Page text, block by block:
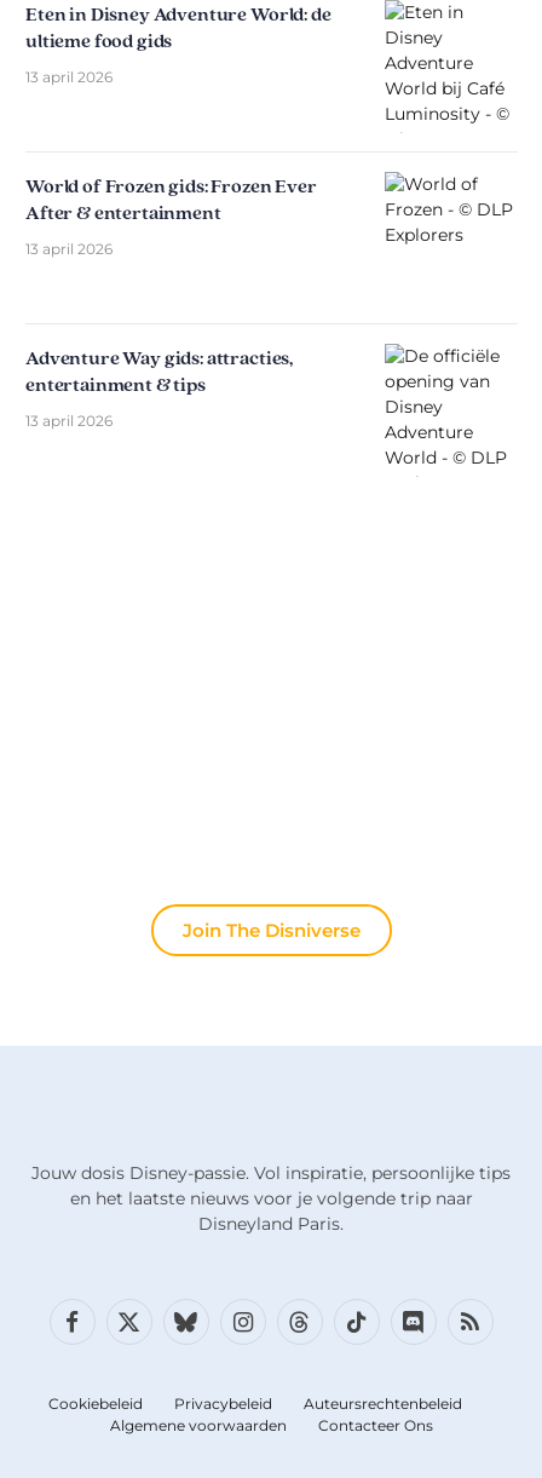
Eten in Disney Adventure World: de
ultieme food gids
13 april 2026
World of Frozen gids: Frozen Ever
After & entertainment
13 april 2026
Adventure Way gids: attracties,
entertainment & tips
13 april 2026
Join The Disniverse
Jouw dosis Disney-passie. Vol inspiratie, persoonlijke tips
en het laatste nieuws voor je volgende trip naar
Disneyland Paris.
Facebook
X
BlueskyInstagramDradenTikTokDiscordRSS
Cookiebeleid Privacybeleid
Auteursrechtenbeleid
Algemene voorwaarden
Contacteer Ons